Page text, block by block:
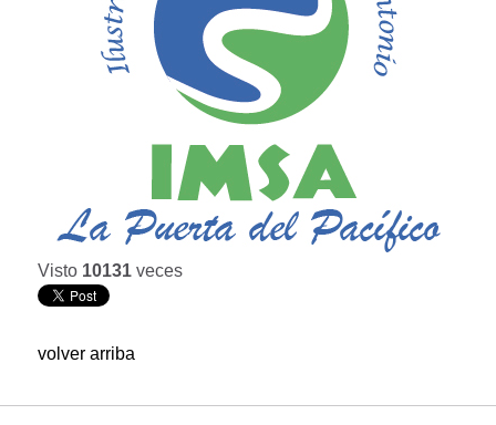
Visto 10131 veces
volver arriba